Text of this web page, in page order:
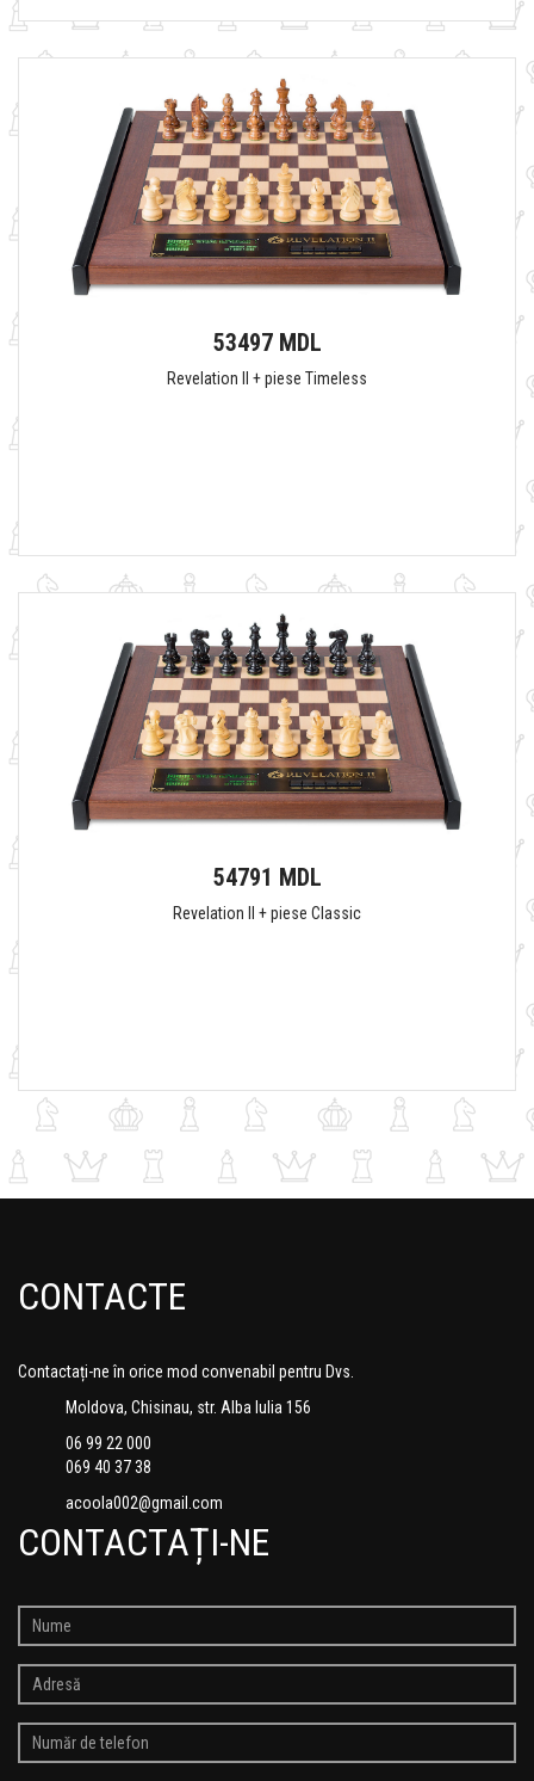
53497 MDL
Revelation II + piese Timeless
54791 MDL
Revelation II + piese Classic
CONTACTE
Contactați-ne în orice mod convenabil pentru Dvs.
Moldova, Chisinau, str. Alba Iulia 156
06 99 22 000
069 40 37 38
acoola002@gmail.com
CONTACTAȚI-NE